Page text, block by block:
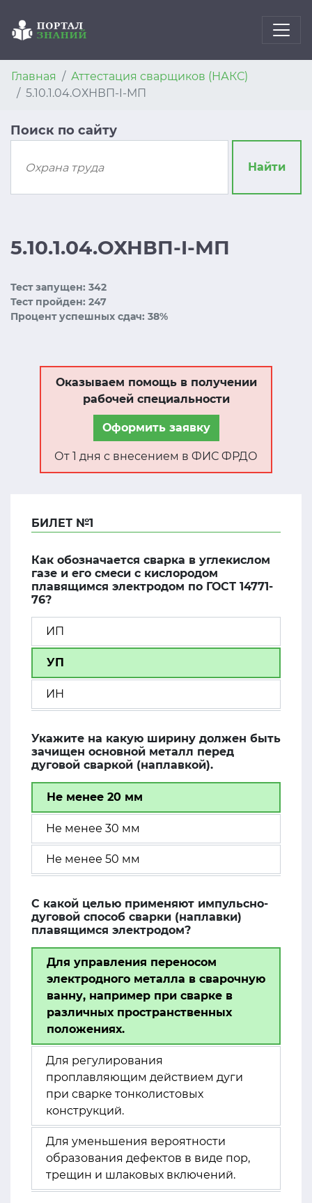
Главная
Аттестация сварщиков (НАКС)
5.10.1.04.ОХНВП-I-МП
Поиск по сайту
Найти
5.10.1.04.ОХНВП-I-МП
Тест запущен: 342
Тест пройден: 247
Процент успешных сдач: 38%
Оказываем помощь в получении
рабочей специальности
Оформить заявку
От 1 дня с внесением в ФИС ФРДО
БИЛЕТ №1
Как обозначается сварка в углекислом
газе и его смеси с кислородом
плавящимся электродом по ГОСТ 14771-
76?
ИП
УП
ИН
Укажите на какую ширину должен быть
зачищен основной металл перед
дуговой сваркой (наплавкой).
Не менее 20 мм
Не менее 30 мм
Не менее 50 мм
С какой целью применяют импульсно-
дуговой способ сварки (наплавки)
плавящимся электродом?
Для управления переносом
электродного металла в сварочную
ванну, например при сварке в
различных пространственных
положениях.
Для регулирования
проплавляющим действием дуги
при сварке тонколистовых
конструкций.
Для уменьшения вероятности
образования дефектов в виде пор,
трещин и шлаковых включений.